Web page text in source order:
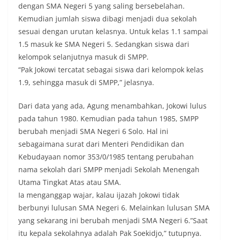
dengan SMA Negeri 5 yang saling bersebelahan.
Kemudian jumlah siswa dibagi menjadi dua sekolah
sesuai dengan urutan kelasnya. Untuk kelas 1.1 sampai
1.5 masuk ke SMA Negeri 5. Sedangkan siswa dari
kelompok selanjutnya masuk di SMPP.
“Pak Jokowi tercatat sebagai siswa dari kelompok kelas
1.9, sehingga masuk di SMPP,” jelasnya.
Dari data yang ada, Agung menambahkan, Jokowi lulus
pada tahun 1980. Kemudian pada tahun 1985, SMPP
berubah menjadi SMA Negeri 6 Solo. Hal ini
sebagaimana surat dari Menteri Pendidikan dan
Kebudayaan nomor 353/0/1985 tentang perubahan
nama sekolah dari SMPP menjadi Sekolah Menengah
Utama Tingkat Atas atau SMA.
Ia menganggap wajar, kalau ijazah Jokowi tidak
berbunyi lulusan SMA Negeri 6. Melainkan lulusan SMA
yang sekarang ini berubah menjadi SMA Negeri 6.”Saat
itu kepala sekolahnya adalah Pak Soekidjo,” tutupnya.